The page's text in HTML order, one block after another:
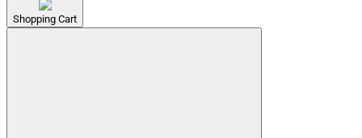
Shopping Cart